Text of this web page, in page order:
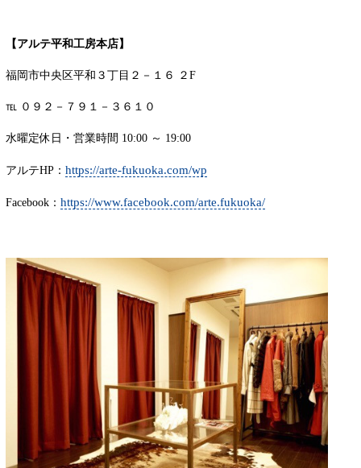
【アルテ平和工房本店】
福岡市中央区平和３丁目２－１６ ２F
℡ ０９２－７９１－３６１０
水曜定休日・営業時間 10:00 ～ 19:00
アルテHP： https://arte-fukuoka.com/wp
Facebook： https://www.facebook.com/arte.fukuoka/